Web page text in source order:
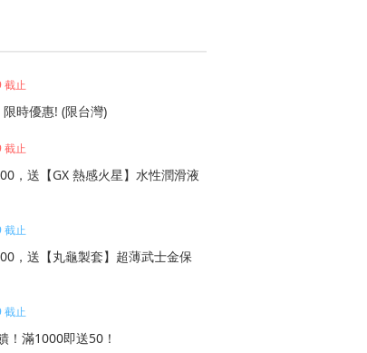
截止
限時優惠! (限台灣)
截止
，送【GX 熱感火星】水性潤滑液
截止
，送【丸龜製套】超薄武士金保
截止
！滿1000即送50！